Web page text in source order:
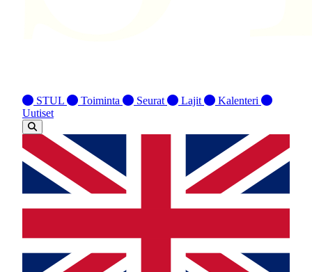
STUL Toiminta Seurat Lajit
Kalenteri
Uutiset